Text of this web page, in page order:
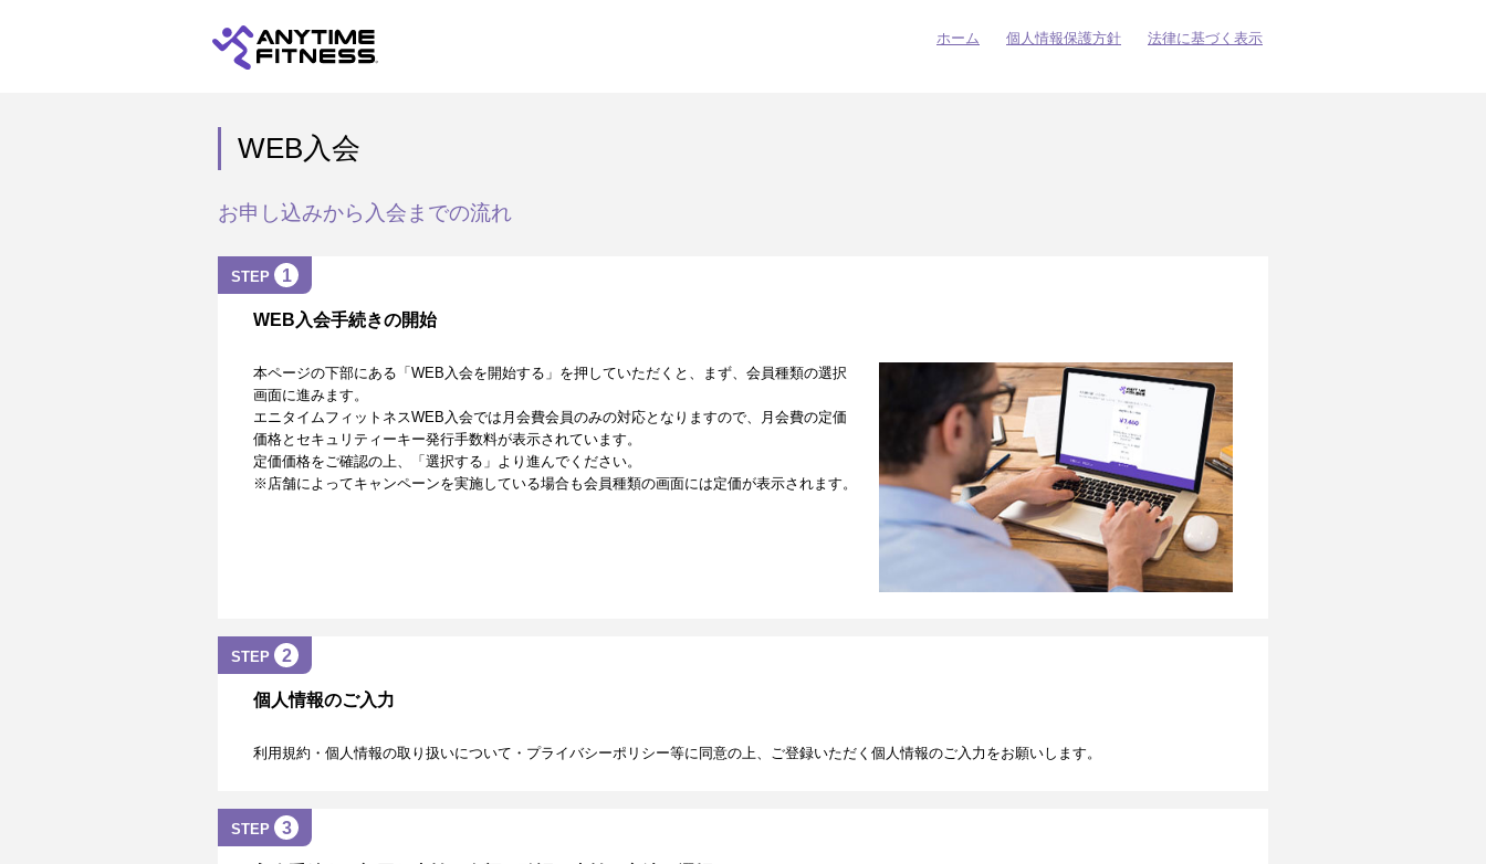
ホーム 個人情報保護方針 法律に基づく表示
WEB入会
お申し込みから入会までの流れ
STEP 1
WEB入会手続きの開始
本ページの下部にある「WEB入会を開始する」を押していただくと、まず、会員種類の選択
画面に進みます。
エニタイムフィットネスWEB入会では月会費会員のみの対応となりますので、月会費の定価
価格とセキュリティーキー発行手数料が表示されています。
定価価格をご確認の上、「選択する」より進んでください。
※店舗によってキャンペーンを実施している場合も会員種類の画面には定価が表示されます。
STEP 2
個人情報のご入力
利用規約・個人情報の取り扱いについて・プライバシーポリシー等に同意の上、ご登録いただく個人情報のご入力をお願いします。
STEP 3